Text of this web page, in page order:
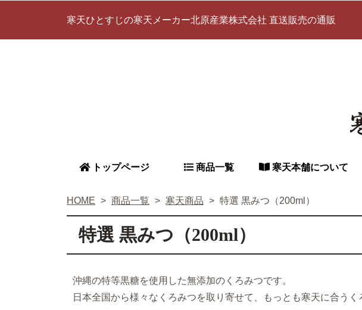
寒天ひとすじの寒天メーカー北原産業株式会社 直送販売の通販
トップページ 商品一覧 寒天本舗について
HOME 商品一覧 寒天商品 特選 黒みつ（200ml）
特選 黒みつ（200ml）
沖縄の特等黒糖を使用した無添加のくろみつです。
日本全国から様々なくろみつを取り寄せて、もっとも寒天に合うく